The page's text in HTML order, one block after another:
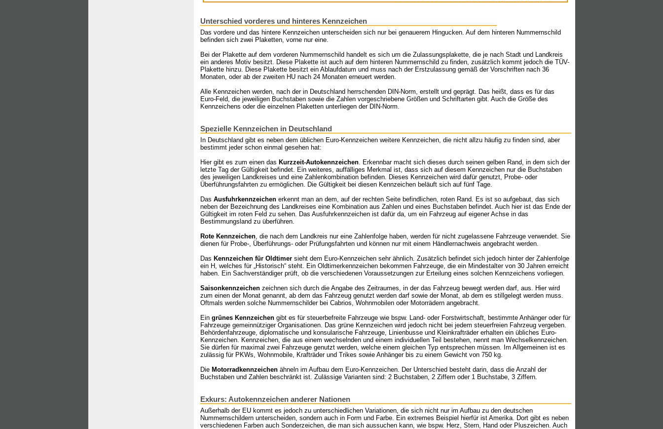
Unterschied vorderes und hinteres Kennzeichen
Das vordere und das hintere Kennzeichen unterscheiden sich nur bei genauerem Hingucken. Auf dem hinteren Nummernschild
befinden sich zwei Plaketten, vorne nur eine.
Bei der Plakette auf dem vorderen Nummernschild handelt es sich um die Zulassungsplakette, die je nach Stadt und Landkreis
ein anderes Motiv besitzt. Diese Plakette ist auch auf dem hinteren Nummernschild zu finden, zusätzlich kommt jedoch die TÜV-
Plakette hinzu. Diese Plakette besitzt ein Ablaufdatum und muss nach der Erstzulassung gemäß der Vorschriften nach 36
Monaten, oder ab der zweiten HU nach 24 Monaten erneuert werden.
Alle Kennzeichen werden, nach der in Deutschland herrschenden DIN-Norm, erstellt und geprägt. Das heißt, dass es für das
Euro-Feld, die jeweiligen Buchstaben sowie die Zahlen vorgeschriebene Größen und Schriftarten gibt. Auch die Größe des
Kennzeichens oder die einzelnen Plaketten unterliegen der DIN-Norm.
Spezielle Kennzeichen in Deutschland
In Deutschland gibt es neben dem üblichen Euro-Kennzeichen weitere Kennzeichen, die nicht allzu häufig zu finden sind, aber
bestimmt jeder schon einmal gesehen hat:
Hier gibt es zum einen das Kurzzeit-Autokennzeichen. Erkennbar macht sich dieses durch seinen gelben Rand, in dem sich der
letzte Tag der Gültigkeit befindet. Ein weiteres, auffälliges Merkmal ist, dass sich auf diesem Kennzeichen nur die Buchstaben
des jeweiligen Landkreises und eine Zahlenkombination befinden. Dieses Kennzeichen wird dafür genutzt, Probe- oder
Überführungsfahrten zu ermöglichen. Die Gültigkeit bei diesen Kennzeichen beläuft sich auf fünf Tage.
Das Ausfuhrkennzeichenerkennt man an dem, auf der rechten Seite befindlichen, roten Rand. Es ist so aufgebaut, das sich
neben der Bezeichnung des Landkreises eine Kombination aus Zahlen und eines Buchstaben befindet. Auch hier ist das Ende der
Gültigkeit im roten Feld zu sehen. Das Ausfuhrkennzeichen ist dafür da, um ein Fahrzeug auf eigener Achse in das
Bestimmungsland zu überführen.
Rote Kennzeichen, die nach dem Landkreis nur eine Zahlenfolge haben, werden für nicht zugelassene Fahrzeuge verwendet. Sie
dienen für Probe-, Überführungs- oder Prüfungsfahrten und können nur mit einem Händlernachweis angebracht werden.
Das Kennzeichen für Oldtimersieht dem Euro-Kennzeichen sehr ähnlich. Zusätzlich befindet sich jedoch hinter der Zahlenfolge
ein H, welches für „Historisch“ steht. Ein Oldtimerkennzeichen bekommen Fahrzeuge, die ein Mindestalter von 30 Jahren erreicht
haben. Ein Sachverständiger prüft, ob die verschiedenen Voraussetzungen zur Erteilung eines solchen Kennzeichens vorliegen.
Saisonkennzeichenzeichnen sich durch die Angabe des Zeitraumes, in der das Fahrzeug bewegt werden darf, aus. Hier wird
zum einen der Monat genannt, ab dem das Fahrzeug genutzt werden darf sowie der Monat, ab dem es stillgelegt werden muss.
Oftmals werden solche Nummernschilder bei Cabrios, Wohnmobilen oder Motorrädern angebracht.
Ein grünes Kennzeichengibt es für steuerbefreite Fahrzeuge wie bspw. Land- oder Forstwirtschaft, bestimmte Anhänger oder für
Fahrzeuge gemeinnütziger Organisationen. Das grüne Kennzeichen wird jedoch nicht bei jedem steuerfreien Fahrzeug vergeben.
Behördenfahrzeuge, diplomatische und konsularische Fahrzeuge, Linienbusse und Kleinkrafträder erhalten ein übliches Euro-
Kennzeichen. Kennzeichen, die aus einem wechselnden und einem individuellen Teil bestehen, nennt man Wechselkennzeichen.
Sie dürfen für maximal zwei Fahrzeuge genutzt werden, welche einem gleichen Typ entsprechen müssen. Im Allgemeinen ist es
zulässig für PKWs, Wohnmobile, Krafträder und Trikes sowie Anhänger bis zu einem Gewicht von 750 kg.
Die Motorradkennzeichenähneln im Aufbau dem Euro-Kennzeichen. Der Unterschied besteht darin, dass die Anzahl der
Buchstaben und Zahlen beschränkt ist. Zulässige Varianten sind: 2 Buchstaben, 2 Ziffern oder 1 Buchstabe, 3 Ziffern.
Exkurs: Autokennzeichen anderer Nationen
Außerhalb der EU kommt es jedoch zu unterschiedlichen Variationen, die sich nicht nur im Aufbau zu den deutschen
Nummernschildern unterscheiden, sondern auch in Form und Farbe. Ein extremes Beispiel hierfür ist Amerika. Dort gibt es neben
verschiedenen Farben auch Sonderzeichen, die man sich aussuchen kann, wie bspw. Herz, Stern, Hand oder Pluszeichen. Auch